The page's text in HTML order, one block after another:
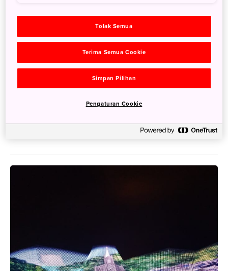
[Blog] [ Wisata Musim Gugur ] Perjalanan Erika
Ebisawa 5 Hari di Wilayah Hokuriku - Chubu,
Tolak Semua
Terima Semua Cookie
Simpan Pilihan
Pengaturan Cookie